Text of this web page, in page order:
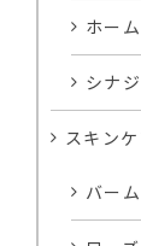
ホー
シナ
スキン
バーム